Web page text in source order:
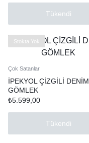
Tükendi
Stokta Yok
Çok Satanlar
İPEKYOL ÇİZGİLİ DENİM
GÖMLEK
₺5.599,00
Tükendi